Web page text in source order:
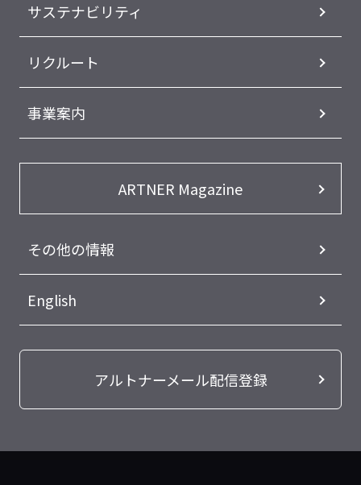
サステナビリティ
リクルート
事業案内
ARTNER Magazine
その他の情報
English
アルトナーメール配信登録